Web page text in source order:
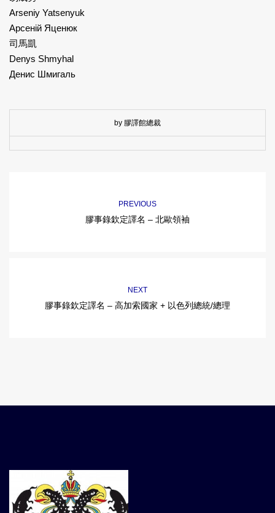
Arseniy Yatsenyuk
Арсеній Яценюк
司馬凱
Denys Shmyhal
Денис Шмигаль
by 膠譯館總裁
PREVIOUS
膠事錄欽定譯名 – 北歐領袖
NEXT
膠事錄欽定譯名 – 高加索國家 + 以色列總統/總理